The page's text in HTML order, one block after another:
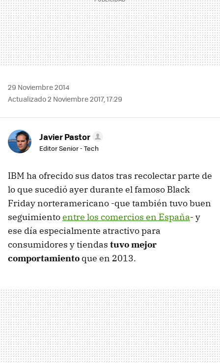
29 Noviembre 2014
Actualizado 2 Noviembre 2017, 17:29
Javier Pastor
Editor Senior - Tech
IBM ha ofrecido sus datos tras recolectar parte de
lo que sucedió ayer durante el famoso Black
Friday norteramericano -que también tuvo buen
seguimientoentre los comercios en España- y
ese día especialmente atractivo para
consumidores y tiendas tuvo mejor
comportamiento que en 2013.